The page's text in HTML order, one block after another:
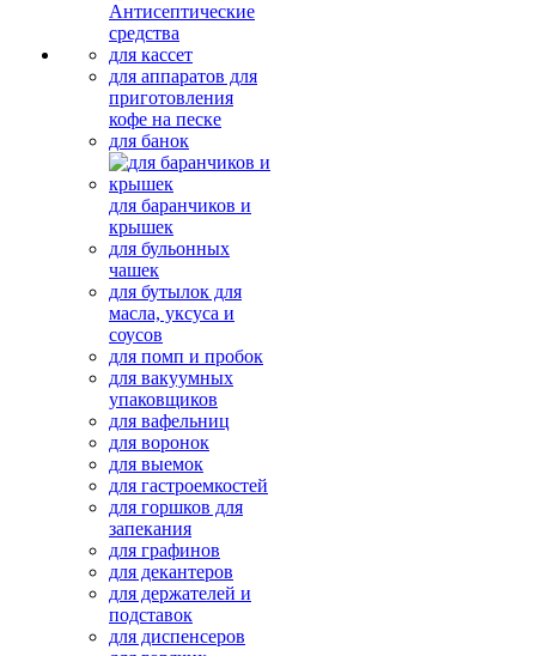
Антисептические
средства
для кассет
для аппаратов для
приготовления
кофе на песке
для банок
для баранчиков и
крышек
для бульонных
чашек
для бутылок для
масла, уксуса и
соусов
для помп и пробок
для вакуумных
упаковщиков
для вафельниц
для воронок
для выемок
для гастроемкостей
для горшков для
запекания
для графинов
для декантеров
для держателей и
подставок
для диспенсеров